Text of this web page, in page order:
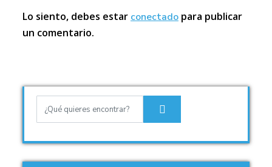
Lo siento, debes estar conectado para publicar
un comentario.